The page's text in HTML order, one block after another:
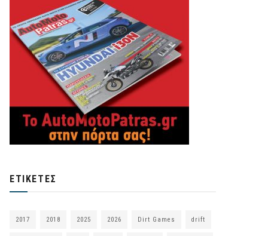
ΕΤΙΚΈΤΕΣ
2017 2018 2025 2026 Dirt Games drift